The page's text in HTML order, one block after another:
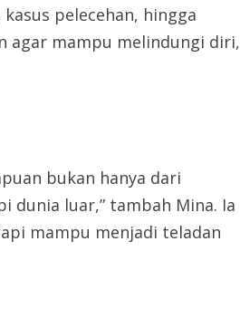
pelecehan, hingga
agar mampu melindungi diri,
bukan hanya dari
dunia luar,” tambah Mina. Ia
mampu menjadi teladan